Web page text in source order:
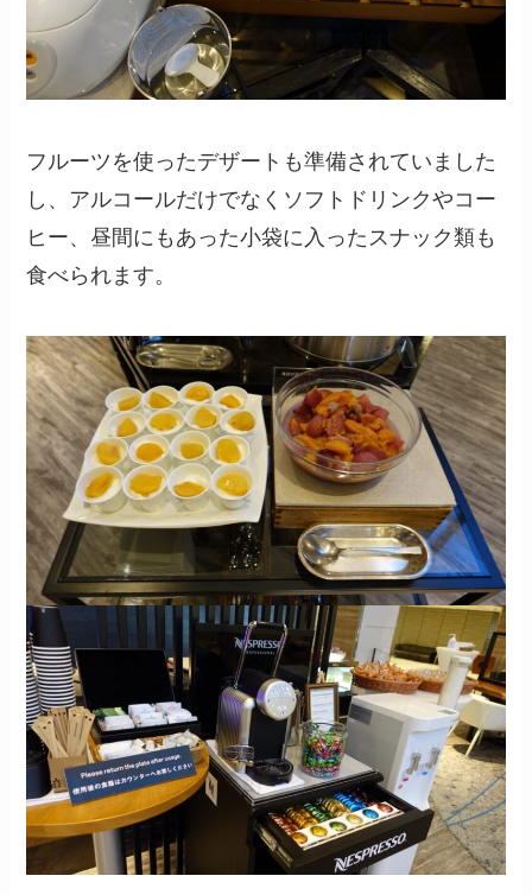
フルーツを使ったデザートも準備されていました
し、アルコールだけでなくソフトドリンクやコー
ヒー、昼間にもあった小袋に入ったスナック類も
食べられます。